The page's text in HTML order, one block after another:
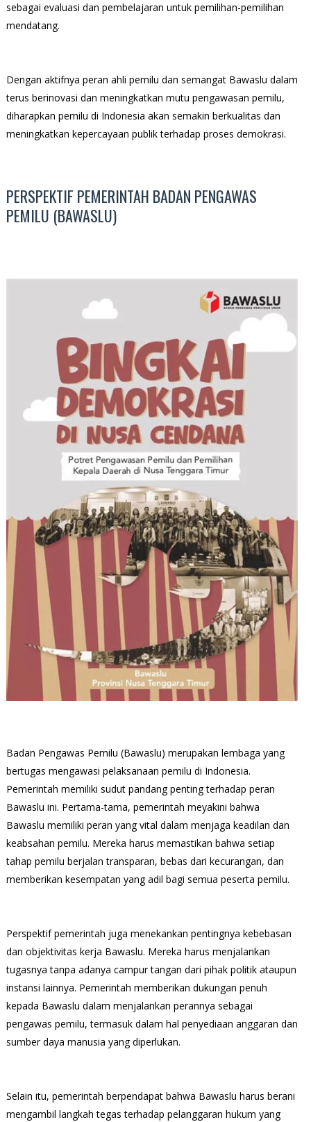
sebagai evaluasi dan pembelajaran untuk pemilihan-pemilihan
mendatang.
Dengan aktifnya peran ahli pemilu dan semangat Bawaslu dalam
terus berinovasi dan meningkatkan mutu pengawasan pemilu,
diharapkan pemilu di Indonesia akan semakin berkualitas dan
meningkatkan kepercayaan publik terhadap proses demokrasi.
PERSPEKTIF PEMERINTAH BADAN PENGAWAS
PEMILU (BAWASLU)
Badan Pengawas Pemilu (Bawaslu) merupakan lembaga yang
bertugas mengawasi pelaksanaan pemilu di Indonesia.
Pemerintah memiliki sudut pandang penting terhadap peran
Bawaslu ini. Pertama-tama, pemerintah meyakini bahwa
Bawaslu memiliki peran yang vital dalam menjaga keadilan dan
keabsahan pemilu. Mereka harus memastikan bahwa setiap
tahap pemilu berjalan transparan, bebas dari kecurangan, dan
memberikan kesempatan yang adil bagi semua peserta pemilu.
Perspektif pemerintah juga menekankan pentingnya kebebasan
dan objektivitas kerja Bawaslu. Mereka harus menjalankan
tugasnya tanpa adanya campur tangan dari pihak politik ataupun
instansi lainnya. Pemerintah memberikan dukungan penuh
kepada Bawaslu dalam menjalankan perannya sebagai
pengawas pemilu, termasuk dalam hal penyediaan anggaran dan
sumber daya manusia yang diperlukan.
Selain itu, pemerintah berpendapat bahwa Bawaslu harus berani
mengambil langkah tegas terhadap pelanggaran hukum yang